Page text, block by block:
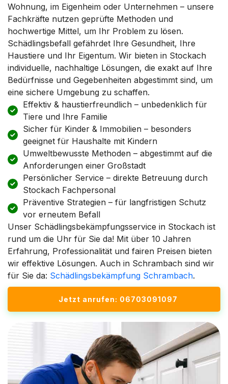
Wohnung, im Eigenheim oder Unternehmen – unsere
Fachkräfte nutzen geprüfte Methoden und
hochwertige Mittel, um Ihr Problem zu lösen.
Schädlingsbefall gefährdet Ihre Gesundheit, Ihre
Haustiere und Ihr Eigentum. Wir bieten in Stockach
individuelle, nachhaltige Lösungen, die exakt auf Ihre
Bedürfnisse und Gegebenheiten abgestimmt sind, um
eine sichere Umgebung zu schaffen.
Effektiv & haustierfreundlich – unbedenklich für
Tiere und Ihre Familie
Sicher für Kinder & Immobilien – besonders
geeignet für Haushalte mit Kindern
Umweltbewusste Methoden – abgestimmt auf die
Anforderungen einer Großstadt
Persönlicher Service – direkte Betreuung durch
Stockach Fachpersonal
Präventive Strategien – für langfristigen Schutz
vor erneutem Befall
Unser Schädlingsbekämpfungsservice in Stockach ist
rund um die Uhr für Sie da! Mit über 10 Jahren
Erfahrung, Professionalität und fairen Preisen bieten
wir effektive Lösungen. Auch in Schrambach sind wir
für Sie da: Schädlingsbekämpfung Schrambach.
Jetzt anrufen: 06703091097